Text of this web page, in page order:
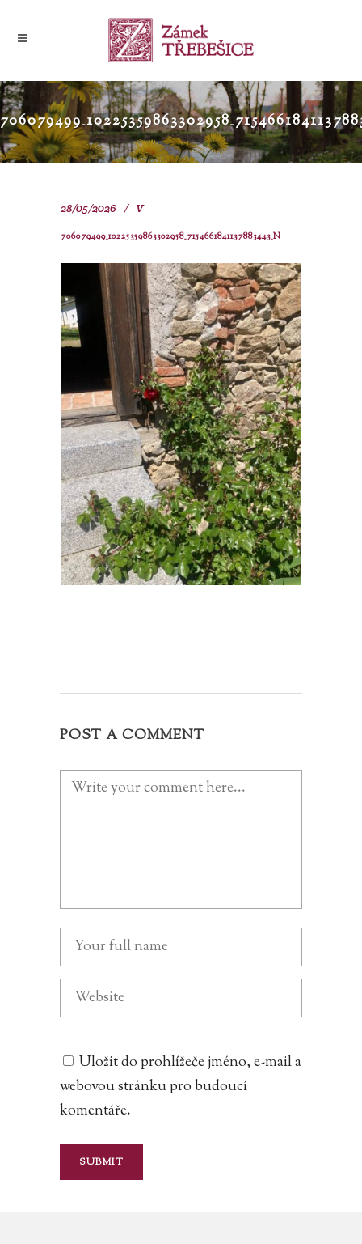
28/05/2026 V
706079499_10225359863302958_7154661841137883443_N
POST A COMMENT
Uložit do prohlížeče jméno, e-mail a
webovou stránku pro budoucí
komentáře.